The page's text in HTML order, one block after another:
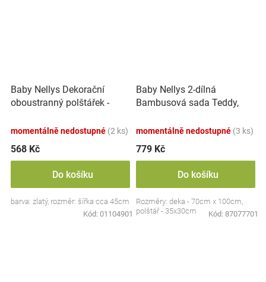
Baby Nellys Dekorační
oboustranný polštářek -
momentálně nedostupné (2 ks)
568 Kč
Do košíku
barva: zlatý, rozměr: šířka cca 45cm
Kód: 01104901
Baby Nellys 2-dílná
Bambusová sada Teddy,
cm, Exotic - zelená
momentálně nedostupné (3 ks)
779 Kč
Do košíku
Rozměry: deka - 70cm x 100cm,
polštář - 35x30cm
Kód: 87077701